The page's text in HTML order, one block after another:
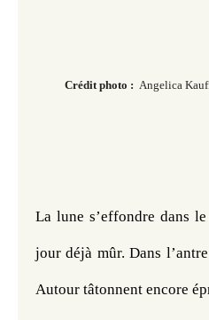
Crédit photo : Angelica
La lune s’effondre dans
jour déjà mûr. Dans
Autour tâtonnent encore